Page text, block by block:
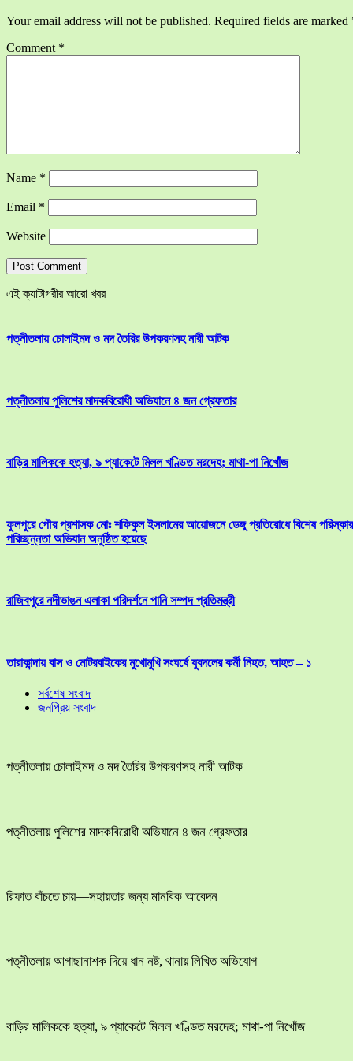
Your email address will not be published. Required fields are marked
Comment *
Name *
Email *
Website
এই ক্যাটাগরীর আরো খবর
পত্নীতলায় চোলাইমদ ও মদ তৈরির উপকরণসহ নারী আটক
পত্নীতলায় পুলিশের মাদকবিরোধী অভিযানে ৪ জন গ্রেফতার
বাড়ির মালিককে হত্যা, ৯ প্যাকেটে মিলল খণ্ডিত মরদেহ; মাথা-পা নিখোঁজ
ফুলপুরে পৌর প্রশাসক মোঃ শফিকুল ইসলামের আয়োজনে ডেঙ্গু প্রতিরোধে বিশেষ পরিস্কার
পরিচ্ছন্নতা অভিযান অনুষ্ঠিত হয়েছে
রাজিবপুরে নদীভাঙন এলাকা পরিদর্শনে পানি সম্পদ প্রতিমন্ত্রী
তারাকান্দায় বাস ও মোটরবাইকের মুখোমুখি সংঘর্ষে যুবদলের কর্মী নিহত, আহত – ১
সর্বশেষ সংবাদ
জনপ্রিয় সংবাদ
পত্নীতলায় চোলাইমদ ও মদ তৈরির উপকরণসহ নারী আটক
পত্নীতলায় পুলিশের মাদকবিরোধী অভিযানে ৪ জন গ্রেফতার
রিফাত বাঁচতে চায়—সহায়তার জন্য মানবিক আবেদন
পত্নীতলায় আগাছানাশক দিয়ে ধান নষ্ট, থানায় লিখিত অভিযোগ
বাড়ির মালিককে হত্যা, ৯ প্যাকেটে মিলল খণ্ডিত মরদেহ; মাথা-পা নিখোঁজ